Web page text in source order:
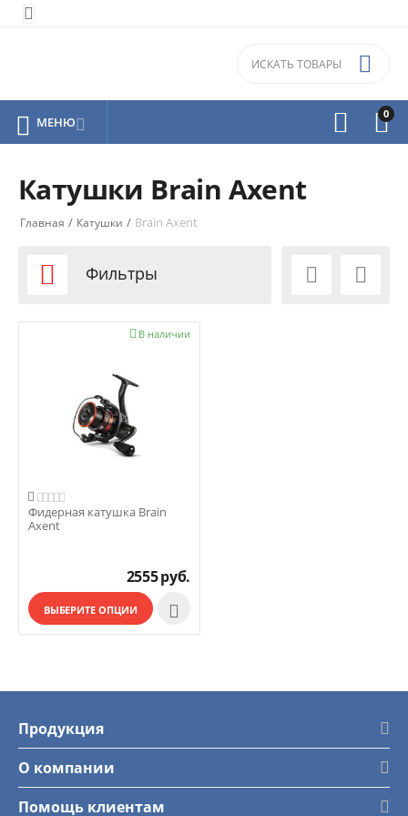

0



 МЕНЮ
Катушки Brain Axent
Главная / Катушки / Brain Axent
 Фильтры  
В наличии


Фидерная катушка Brain
Axent
2555руб.
ВЫБЕРИТЕ ОПЦИИ 
Продукция
О компании
Помощь клиентам